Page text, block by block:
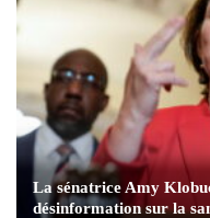
La sénatrice Amy
désinformation sur la